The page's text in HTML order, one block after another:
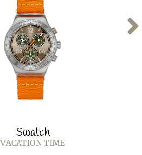
Swatch
VACATION TIME